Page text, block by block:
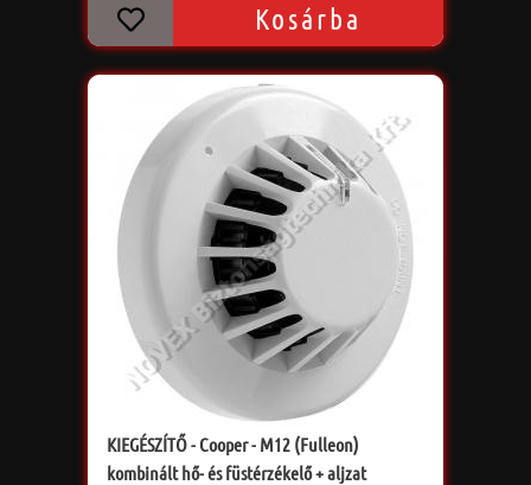
Kosárba
KIEGÉSZÍTŐ - Cooper - M12 (Fulleon)
kombinált hő- és füstérzékelő + aljzat